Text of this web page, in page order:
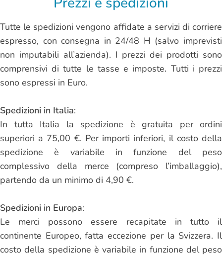
Tutte le spedizioni vengono affidate a servizi di corriere
espresso, con consegna in 24/48 H (salvo imprevisti
non imputabili all’azienda). I prezzi dei prodotti sono
comprensivi di tutte le tasse e imposte. Tutti i prezzi
sono espressi in Euro.
Spedizioni in Italia:
In tutta Italia la spedizione è gratuita per ordini
superiori a 75,00 €. Per importi inferiori, il costo della
spedizione è variabile in funzione del peso
complessivo della merce (compreso l’imballaggio),
partendo da un minimo di 4,90 €.
Spedizioni in Europa:
Le merci possono essere recapitate in tutto il
continente Europeo, fatta eccezione per la Svizzera. Il
costo della spedizione è variabile in funzione del peso